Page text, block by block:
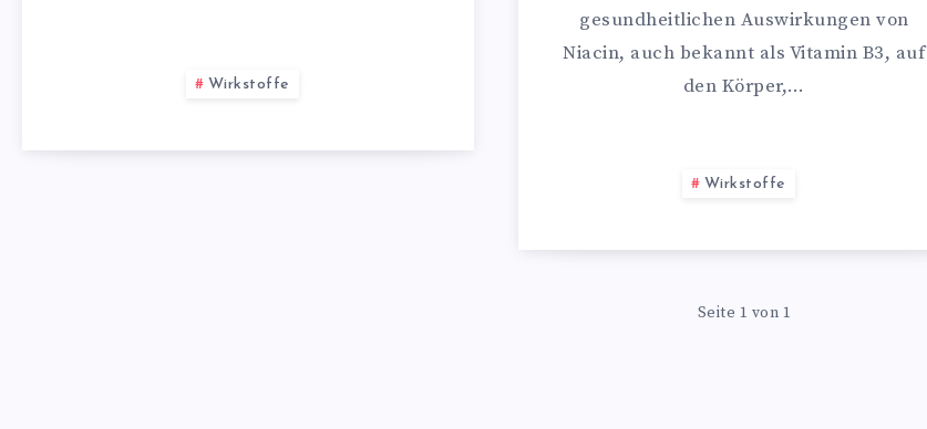
Wirkstoffe
gesundheitlichen Auswirkungen von
Niacin, auch bekannt als Vitamin B3, auf
den Körper,…
Wirkstoffe
Seite 1 von 1